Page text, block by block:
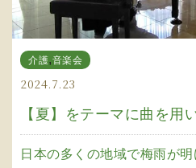
介護,音楽会
2024.7.23
【夏】をテーマに曲を用
日本の多くの地域で梅雨が